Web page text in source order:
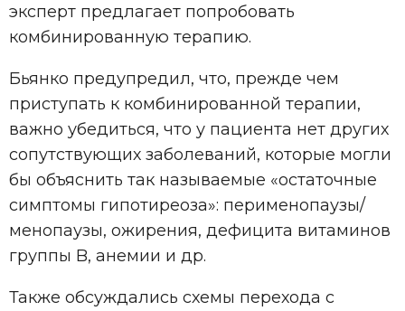
эксперт предлагает попробовать
комбинированную терапию.
Бьянко предупредил, что, прежде чем
приступать к комбинированной терапии,
важно убедиться, что у пациента нет других
сопутствующих заболеваний, которые могли
бы объяснить так называемые «остаточные
симптомы гипотиреоза»: перименопаузы/
менопаузы, ожирения, дефицита витаминов
группы B, анемии и др.
Также обсуждались схемы перехода с